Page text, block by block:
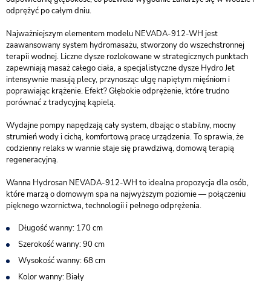
odprężyć po całym dniu.
Najważniejszym elementem modelu NEVADA-912-WH jest
zaawansowany system hydromasażu, stworzony do wszechstronnej
terapii wodnej. Liczne dysze rozlokowane w strategicznych punktach
zapewniają masaż całego ciała, a specjalistyczne dysze Hydro Jet
intensywnie masują plecy, przynosząc ulgę napiętym mięśniom i
poprawiając krążenie. Efekt? Głębokie odprężenie, które trudno
porównać z tradycyjną kąpielą.
Wydajne pompy napędzają cały system, dbając o stabilny, mocny
strumień wody i cichą, komfortową pracę urządzenia. To sprawia, że
codzienny relaks w wannie staje się prawdziwą, domową terapią
regeneracyjną.
Wanna Hydrosan NEVADA-912-WH to idealna propozycja dla osób,
które marzą o domowym spa na najwyższym poziomie — połączeniu
pięknego wzornictwa, technologii i pełnego odprężenia.
Długość wanny: 170 cm
Szerokość wanny: 90 cm
Wysokość wanny: 68 cm
Kolor wanny: Biały